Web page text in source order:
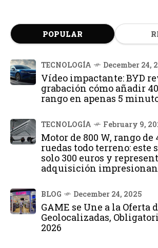
POPULAR
TECNOLOGÍA December 24,
Vídeo impactante: BYD
grabación cómo añadir
rango en apenas 5
TECNOLOGÍA February 9,
Motor de 800 W, rango de
ruedas todo terreno: este
solo 300 euros y
adquisición
BLOG December 24, 2025
GAME se Une a la Oferta
Geolocalizadas,
2026